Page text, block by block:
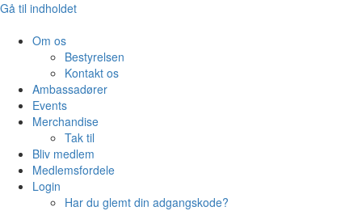
Gå til indholdet
Om os
Bestyrelsen
Kontakt os
Ambassadører
Events
Merchandise
Tak til
Bliv medlem
Medlemsfordele
Login
Har du glemt din adgangskode?